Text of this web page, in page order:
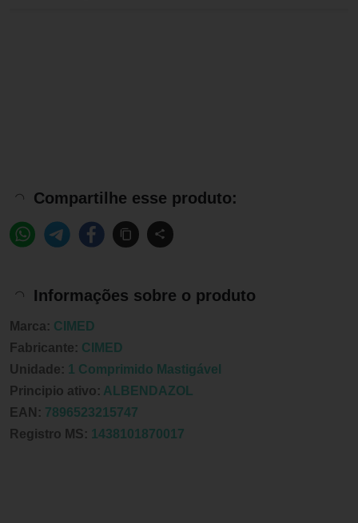
Compartilhe esse produto:
Informações sobre o produto
Marca: CIMED
Fabricante: CIMED
Unidade: 1 Comprimido Mastigável
Principio ativo: ALBENDAZOL
EAN: 7896523215747
Registro MS: 1438101870017